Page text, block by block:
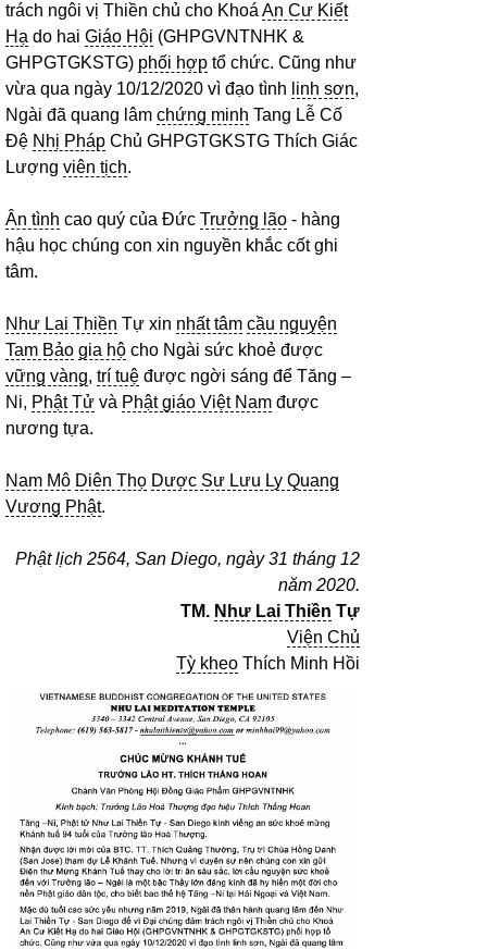
trách ngôi vị Thiền chủ cho Khoá An Cư Kiết
Hạ do hai Giáo Hội (GHPGVNTNHK &
GHPGTGKSTG) phối hợp tổ chức. Cũng như
vừa qua ngày 10/12/2020 vì đạo tình linh sơn,
Ngài đã quang lâm chứng minh Tang Lễ Cố
Đệ Nhị Pháp Chủ GHPGTGKSTG Thích Giác
Lượng viên tịch.
Ân tình cao quý của Đức Trưởng lão - hàng
hậu học chúng con xin nguyền khắc cốt ghi
tâm.
Như Lai Thiền Tự xin nhất tâm cầu nguyện
Tam Bảo gia hộ cho Ngài sức khoẻ được
vững vàng, trí tuệ được ngời sáng để Tăng –
Ni, Phật Tử và Phật giáo Việt Nam được
nương tựa.
Nam Mô Diên Thọ Dược Sư Lưu Ly Quang
Vương Phật.
Phật lịch 2564, San Diego, ngày 31 tháng 12
năm 2020.
TM. Như Lai Thiền Tự
Viện Chủ
Tỳ kheo Thích Minh Hồi